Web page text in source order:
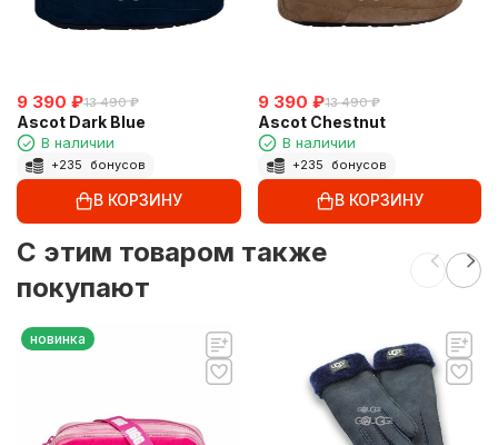
9 390 ₽13 490 ₽
Ascot Dark Blue
В наличии
+235 бонусов
В КОРЗИНУ
9 390 ₽13 490 ₽
Ascot Chestnut
В наличии
+235 бонусов
В КОРЗИНУ
C этим товаром также
покупают
новинка